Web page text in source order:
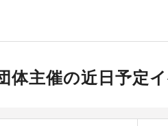
体主催の近日予定